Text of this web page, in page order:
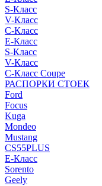
S-Класс
V-Класс
C-Класс
E-Класс
S-Класс
V-Класс
C-Класс Coupe
РАСПОРКИ СТОЕК
Ford
Focus
Kuga
Mondeo
Mustang
CS55PLUS
E-Класс
Sorento
Geely